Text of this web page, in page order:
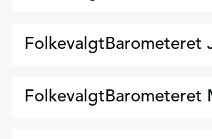
FolkevalgtBarometeret
FolkevalgtBarometeret